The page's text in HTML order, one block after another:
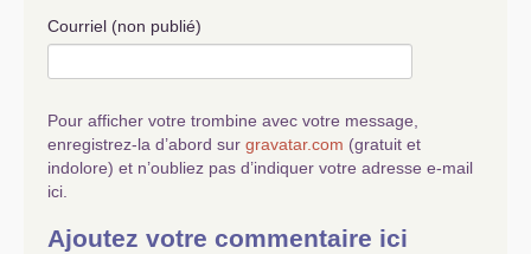
Courriel (non publié)
Pour afficher votre trombine avec votre message,
enregistrez-la d’abord sur gravatar.com (gratuit et
indolore) et n’oubliez pas d’indiquer votre adresse e-mail
ici.
Ajoutez votre commentaire ici